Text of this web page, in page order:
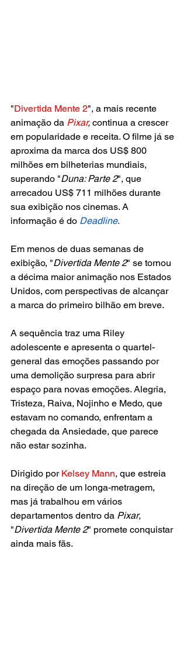
"Divertida Mente 2", a mais recente
animação da Pixar, continua a crescer
em popularidade e receita. O filme já se
aproxima da marca dos US$ 800
milhões em bilheterias mundiais,
superando "Duna: Parte 2", que
arrecadou US$ 711 milhões durante
sua exibição nos cinemas. A
informação é do Deadline.
Em menos de duas semanas de
exibição, "Divertida Mente 2" se tornou
a décima maior animação nos Estados
Unidos, com perspectivas de alcançar
a marca do primeiro bilhão em breve.
A sequência traz uma Riley
adolescente e apresenta o quartel-
general das emoções passando por
uma demolição surpresa para abrir
espaço para novas emoções. Alegria,
Tristeza, Raiva, Nojinho e Medo, que
estavam no comando, enfrentam a
chegada da Ansiedade, que parece
não estar sozinha.
Dirigido por Kelsey Mann, que estreia
na direção de um longa-metragem,
mas já trabalhou em vários
departamentos dentro da Pixar,
"Divertida Mente 2" promete conquistar
ainda mais fãs.